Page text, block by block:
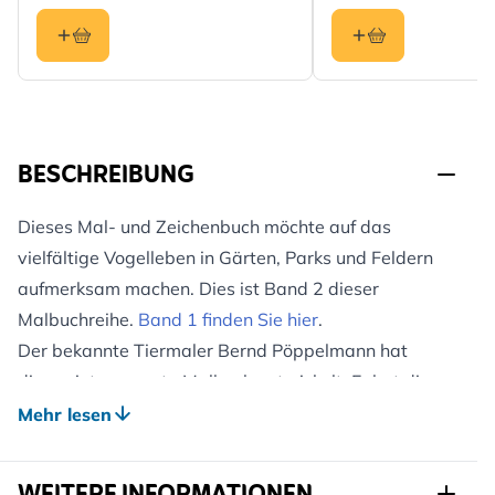
BESCHREIBUNG
Dieses Mal- und Zeichenbuch möchte auf das
vielfältige Vogelleben in Gärten, Parks und Feldern
aufmerksam machen. Dies ist Band 2 dieser
Malbuchreihe. Band 1 finden Sie hier.
Der bekannte Tiermaler Bernd Pöppelmann hat
dieses interessante Malbuch entwickelt. Er hat die
entsprechenden Illustrationen und Skizzen
Mehr lesen